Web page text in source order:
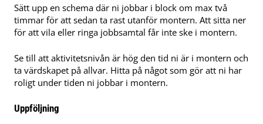
Sätt upp en schema där ni jobbar i block om max två
timmar för att sedan ta rast utanför montern. Att sitta ner
för att vila eller ringa jobbsamtal får inte ske i montern.
Se till att aktivitetsnivån är hög den tid ni är i montern och
ta värdskapet på allvar. Hitta på något som gör att ni har
roligt under tiden ni jobbar i montern.
Uppföljning